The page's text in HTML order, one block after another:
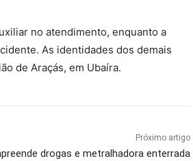
no atendimento, enquanto a
As identidades dos demais
de Araçás, em Ubaíra.
Próximo artigo
drogas e metralhadora enterrada